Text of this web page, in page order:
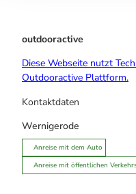
outdooractive
Diese Webseite nutzt
Outdooractive Plattform.
Kontaktdaten
Wernigerode
Anreise mit dem Auto
Anreise mit öffentlichen